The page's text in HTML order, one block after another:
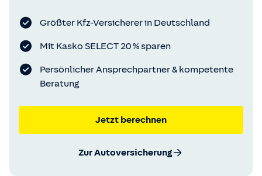
Größter Kfz-Versicherer in Deutschland
Mit Kasko SELECT 20 % sparen
Persönlicher Ansprechpartner & kompetente
Beratung
Jetzt berechnen
Zur Autoversicherung